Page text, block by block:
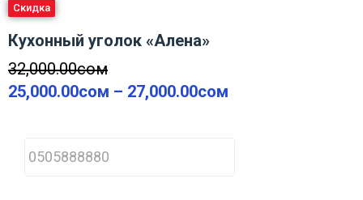
Скидка
Кухонный уголок «Алена»
32,000.00сом
25,000.00сом – 27,000.00сом
h
o